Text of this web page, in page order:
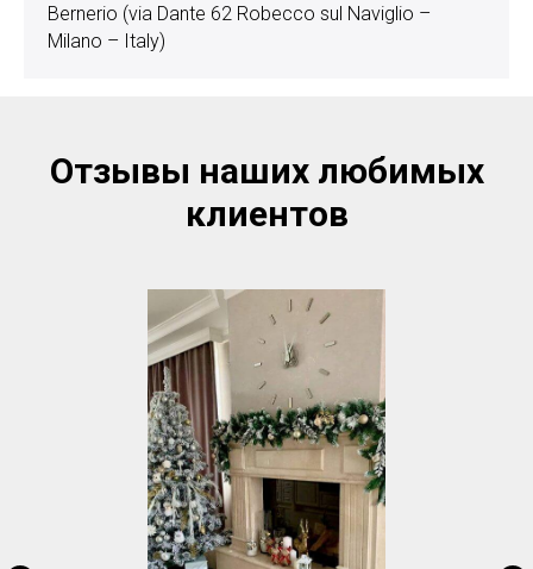
Bernerio (via Dante 62 Robecco sul Naviglio –
Milano – Italy)
Отзывы наших любимых
клиентов